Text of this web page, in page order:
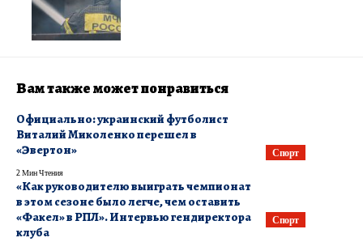
Вам также может понравиться
Спорт
Официально: украинский футболист
Виталий Миколенко перешел в
«Эвертон»
2 Мин Чтения
Спорт
«Как руководителю выиграть чемпионат
в этом сезоне было легче, чем оставить
«Факел» в РПЛ». Интервью гендиректора
клуба